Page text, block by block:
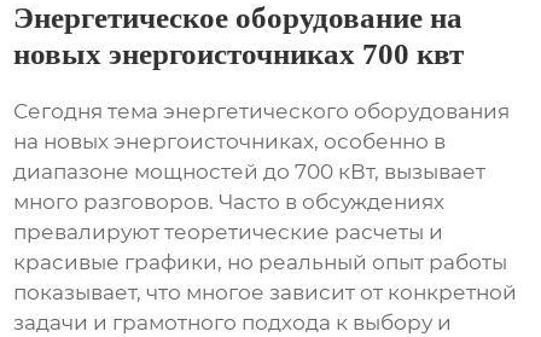
Энергетическое оборудование на
новых энергоисточниках 700 квт
Сегодня темаэнергетического оборудования
на новых энергоисточниках, особенно в
диапазоне мощностей до 700 кВт, вызывает
много разговоров. Часто в обсуждениях
превалируют теоретические расчеты и
красивые графики, но реальный опыт работы
показывает, что многое зависит от конкретной
задачи и грамотного подхода к выбору и